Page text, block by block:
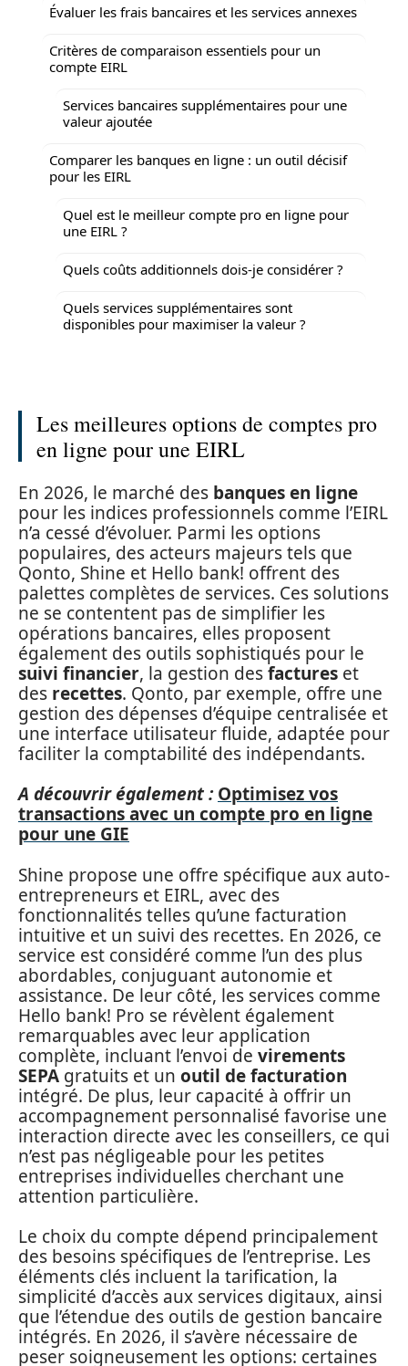
Évaluer les frais bancaires et les services annexes
Critères de comparaison essentiels pour un
compte EIRL
Services bancaires supplémentaires pour une
valeur ajoutée
Comparer les banques en ligne : un outil décisif
pour les EIRL
Quel est le meilleur compte pro en ligne pour
une EIRL ?
Quels coûts additionnels dois-je considérer ?
Quels services supplémentaires sont
disponibles pour maximiser la valeur ?
Les meilleures options de comptes pro
en ligne pour une EIRL
En 2026, le marché des banques en ligne
pour les indices professionnels comme l’EIRL
n’a cessé d’évoluer. Parmi les options
populaires, des acteurs majeurs tels que
Qonto, Shine et Hello bank! offrent des
palettes complètes de services. Ces solutions
ne se contentent pas de simplifier les
opérations bancaires, elles proposent
également des outils sophistiqués pour le
suivi financier, la gestion desfactures et
des recettes. Qonto, par exemple, offre une
gestion des dépenses d’équipe centralisée et
une interface utilisateur fluide, adaptée pour
faciliter la comptabilité des indépendants.
A découvrir également : Optimisez vos
transactions avec un compte pro en ligne
pour une GIE
Shine propose une offre spécifique aux auto-
entrepreneurs et EIRL, avec des
fonctionnalités telles qu’une facturation
intuitive et un suivi des recettes. En 2026, ce
service est considéré comme l’un des plus
abordables, conjuguant autonomie et
assistance. De leur côté, les services comme
Hello bank! Pro se révèlent également
remarquables avec leur application
complète, incluant l’envoi de virements
SEPA gratuits et un outil de facturation
intégré. De plus, leur capacité à offrir un
accompagnement personnalisé favorise une
interaction directe avec les conseillers, ce qui
n’est pas négligeable pour les petites
entreprises individuelles cherchant une
attention particulière.
Le choix du compte dépend principalement
des besoins spécifiques de l’entreprise. Les
éléments clés incluent la tarification, la
simplicité d’accès aux services digitaux, ainsi
que l’étendue des outils de gestion bancaire
intégrés. En 2026, il s’avère nécessaire de
peser soigneusement les options: certaines